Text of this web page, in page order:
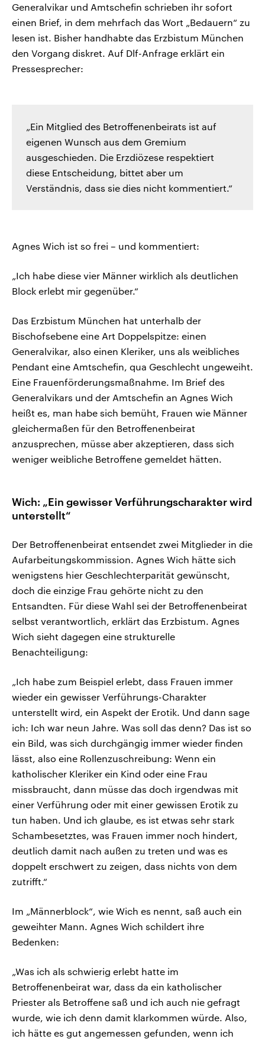
Generalvikar und Amtschefin schrieben ihr sofort
einen Brief, in dem mehrfach das Wort „Bedauern“ zu
lesen ist. Bisher handhabte das Erzbistum München
den Vorgang diskret. Auf Dlf-Anfrage erklärt ein
Pressesprecher:
„Ein Mitglied des Betroffenenbeirats ist auf
eigenen Wunsch aus dem Gremium
ausgeschieden. Die Erzdiözese respektiert
diese Entscheidung, bittet aber um
Verständnis, dass sie dies nicht kommentiert.“
Agnes Wich ist so frei – und kommentiert:
„Ich habe diese vier Männer wirklich als deutlichen
Block erlebt mir gegenüber.“
Das Erzbistum München hat unterhalb der
Bischofsebene eine Art Doppelspitze: einen
Generalvikar, also einen Kleriker, uns als weibliches
Pendant eine Amtschefin, qua Geschlecht ungeweiht.
Eine Frauenförderungsmaßnahme. Im Brief des
Generalvikars und der Amtschefin an Agnes Wich
heißt es, man habe sich bemüht, Frauen wie Männer
gleichermaßen für den Betroffenenbeirat
anzusprechen, müsse aber akzeptieren, dass sich
weniger weibliche Betroffene gemeldet hätten.
Wich: „Ein gewisser Verführungscharakter wird
unterstellt“
Der Betroffenenbeirat entsendet zwei Mitglieder in die
Aufarbeitungskommission. Agnes Wich hätte sich
wenigstens hier Geschlechterparität gewünscht,
doch die einzige Frau gehörte nicht zu den
Entsandten. Für diese Wahl sei der Betroffenenbeirat
selbst verantwortlich, erklärt das Erzbistum. Agnes
Wich sieht dagegen eine strukturelle
Benachteiligung:
„Ich habe zum Beispiel erlebt, dass Frauen immer
wieder ein gewisser Verführungs-Charakter
unterstellt wird, ein Aspekt der Erotik. Und dann sage
ich: Ich war neun Jahre. Was soll das denn? Das ist so
ein Bild, was sich durchgängig immer wieder finden
lässt, also eine Rollenzuschreibung: Wenn ein
katholischer Kleriker ein Kind oder eine Frau
missbraucht, dann müsse das doch irgendwas mit
einer Verführung oder mit einer gewissen Erotik zu
tun haben. Und ich glaube, es ist etwas sehr stark
Schambesetztes, was Frauen immer noch hindert,
deutlich damit nach außen zu treten und was es
doppelt erschwert zu zeigen, dass nichts von dem
zutrifft.“
Im „Männerblock“, wie Wich es nennt, saß auch ein
geweihter Mann. Agnes Wich schildert ihre
Bedenken:
„Was ich als schwierig erlebt hatte im
Betroffenenbeirat war, dass da ein katholischer
Priester als Betroffene saß und ich auch nie gefragt
wurde, wie ich denn damit klarkommen würde. Also,
ich hätte es gut angemessen gefunden, wenn ich